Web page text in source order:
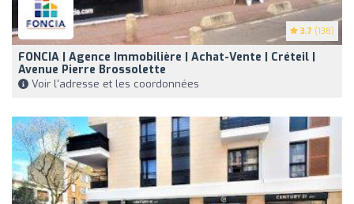
3.7 (138)
FONCIA | Agence Immobilière | Achat-Vente | Créteil |
Avenue Pierre Brossolette
Voir l'adresse et les coordonnées